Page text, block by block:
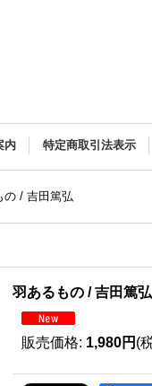
内 特定商取引法表示
の / 吉田篤弘
羽あるもの / 吉田篤弘
販売価格: 1,980円 (